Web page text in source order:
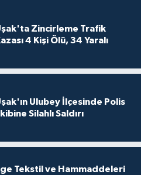
Zincirleme Trafik
4 Kişi Ölü, 34 Yaralı
Ulubey İlçesinde Polis
Silahlı Saldırı
Tekstil ve Hammaddeleri